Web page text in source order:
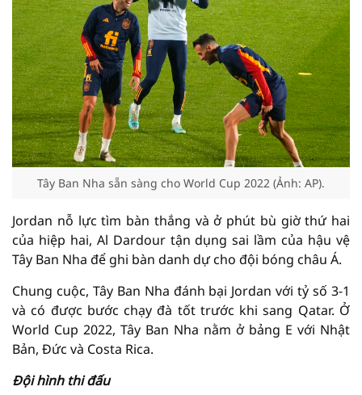
Tây Ban Nha sẵn sàng cho World Cup 2022 (Ảnh: AP).
Jordan nỗ lực tìm bàn thắng và ở phút bù giờ thứ hai
của hiệp hai, Al Dardour tận dụng sai lầm của hậu vệ
Tây Ban Nha để ghi bàn danh dự cho đội bóng châu Á.
Chung cuộc, Tây Ban Nha đánh bại Jordan với tỷ số 3-1
và có được bước chạy đà tốt trước khi sang Qatar. Ở
World Cup 2022, Tây Ban Nha nằm ở bảng E với Nhật
Bản, Đức và Costa Rica.
Đội hình thi đấu